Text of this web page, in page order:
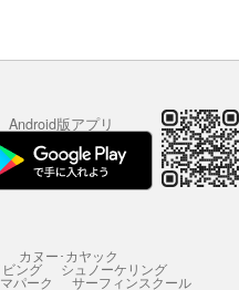
Android版アプリ
カヌー･カヤック
ング シュノーケリング
パーク サーフィンスクール